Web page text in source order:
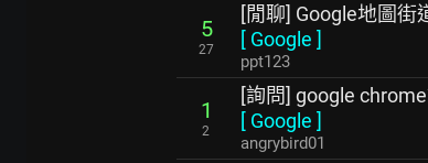
5
27
[閒聊] Google地圖
[ Google ]
ppt123
1
2
[詢問] google
[ Google ]
angrybird01